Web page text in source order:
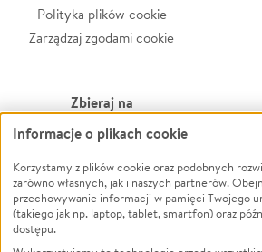
Polityka plików cookie
Zarządzaj zgodami cookie
Zbieraj na
Leczenie
Zwierzęta
Pożar
Ukraina
Informacje o plikach cookie
Korzystamy z plików cookie oraz podobnych
zarówno własnych, jak i naszych partnerów.
przechowywanie informacji w pamięci Twojego
(takiego jak np. laptop, tablet, smartfon) oraz
dostępu.